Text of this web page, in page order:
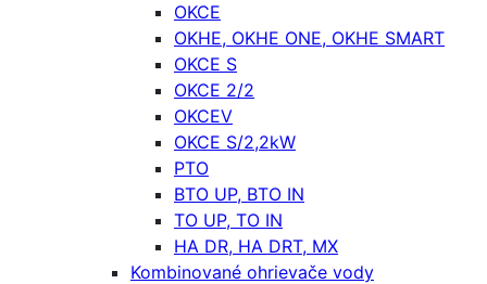
OKCE
OKHE, OKHE ONE, OKHE SMART
OKCE S
OKCE 2/2
OKCEV
OKCE S/2,2kW
PTO
BTO UP, BTO IN
TO UP, TO IN
HA DR, HA DRT, MX
Kombinované ohrievače vody